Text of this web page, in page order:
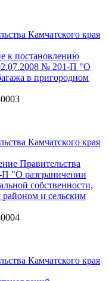
Камчатского края
к постановлению
№ 201-П "О
в пригородном
Камчатского края
Правительства
П "О разграничении
собственности,
и сельским
Камчатского края